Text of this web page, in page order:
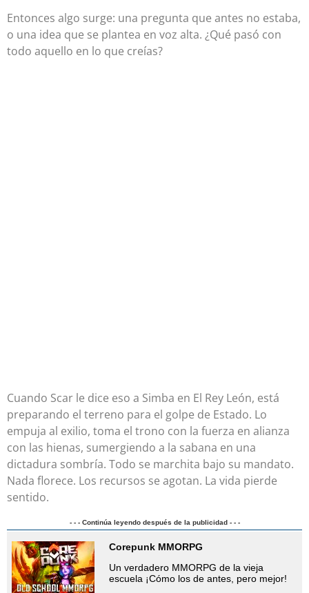
Entonces algo surge: una pregunta que antes no estaba,
o una idea que se plantea en voz alta. ¿Qué pasó con
todo aquello en lo que creías?
Cuando Scar le dice eso a Simba en El Rey León, está
preparando el terreno para el golpe de Estado. Lo
empuja al exilio, toma el trono con la fuerza en alianza
con las hienas, sumergiendo a la sabana en una
dictadura sombría. Todo se marchita bajo su mandato.
Nada florece. Los recursos se agotan. La vida pierde
sentido.
- - - Continúa leyendo después de la publicidad - - -
Corepunk MMORPG
Un verdadero MMORPG de la vieja
escuela ¡Cómo los de antes, pero mejor!